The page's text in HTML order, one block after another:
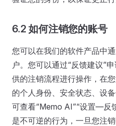
6.2 如何注销您的账号
您可以在我们的软件产品中
户。您可以通过“反馈建议”
供的注销流程进行操作，在
的个人身份、安全状态、设
可查看“Memo AI”“设置—反
是不可逆的行为，一旦您注